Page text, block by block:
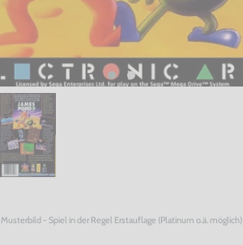
Musterbild - Spiel in der Regel Erstauflage (Platinum o.ä. möglich)